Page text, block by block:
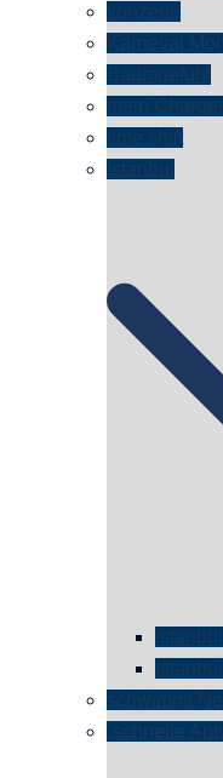
konzerte
Karneval
Baumgefühl
mein
time shift
Istanbul
schwimmt
„schnelle